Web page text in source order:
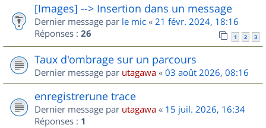
[Images] --> Insertion dans un message
Dernier message par le mic « 21 févr. 2024, 18:16
Réponses : 26 1 2 3
Taux d'ombrage sur un parcours
Dernier message par utagawa « 03 août 2026, 08:16
enregistrerune trace
Dernier message par utagawa « 15 juil. 2026, 16:34
Réponses : 1